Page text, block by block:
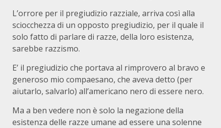
L’orrore per il pregiudizio razziale, arriva così alla
sciocchezza di un opposto pregiudizio, per il quale il
solo fatto di parlare di razze, della loro esistenza,
sarebbe razzismo.
E’ il pregiudizio che portava al rimprovero al bravo e
generoso mio compaesano, che aveva detto (per
aiutarlo, salvarlo) all’americano nero di essere nero.
Ma a ben vedere non è solo la negazione della
esistenza delle razze umane ad essere una solenne